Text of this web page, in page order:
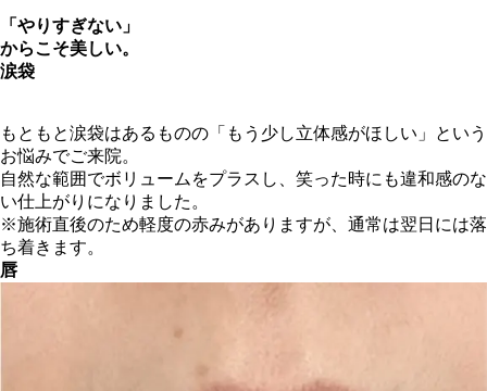
「やりすぎない」
からこそ美しい。
涙袋
もともと涙袋はあるものの「もう少し立体感がほしい」という
お悩みでご来院。
自然な範囲でボリュームをプラスし、笑った時にも違和感のな
い仕上がりになりました。
※施術直後のため軽度の赤みがありますが、通常は翌日には落
ち着きます。
唇